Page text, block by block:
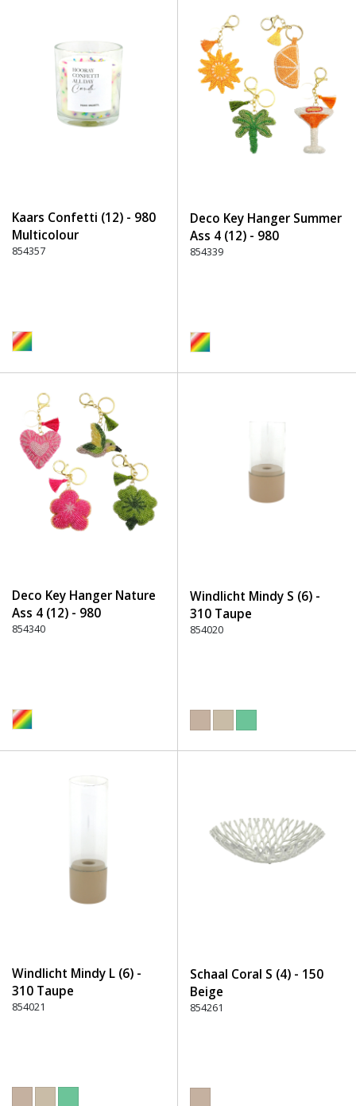
Kaars Confetti (12) - 980
Multicolour
854357
Deco Key Hanger Summer
Ass 4 (12) - 980
Multicolour
854339
Deco Key Hanger Nature
Ass 4 (12) - 980
Multicolour
854340
Windlicht Mindy S (6) -
310 Taupe
854020
Windlicht Mindy L (6) -
310 Taupe
854021
Schaal Coral S (4) - 150
Beige
854261